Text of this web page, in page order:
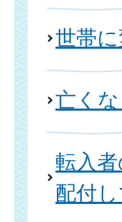
世帯
亡く
転入
配付